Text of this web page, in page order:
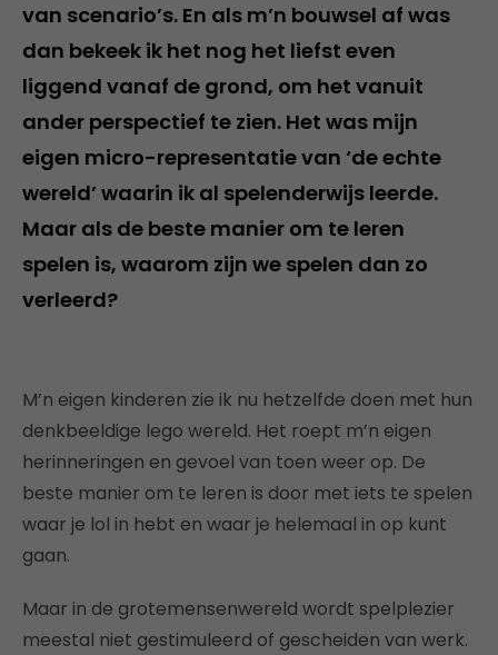
van scenario’s. En als m’n bouwsel af was
dan bekeek ik het nog het liefst even
liggend vanaf de grond, om het vanuit
ander perspectief te zien. Het was mijn
eigen micro-representatie van ‘de echte
wereld’ waarin ik al spelenderwijs leerde.
Maar als de beste manier om te leren
spelen is, waarom zijn we spelen dan zo
verleerd?
M’n eigen kinderen zie ik nu hetzelfde doen met hun
denkbeeldige lego wereld. Het roept m’n eigen
herinneringen en gevoel van toen weer op. De
beste manier om te leren is door met iets te spelen
waar je lol in hebt en waar je helemaal in op kunt
gaan.
Maar in de grotemensenwereld wordt spelplezier
meestal niet gestimuleerd of gescheiden van werk.